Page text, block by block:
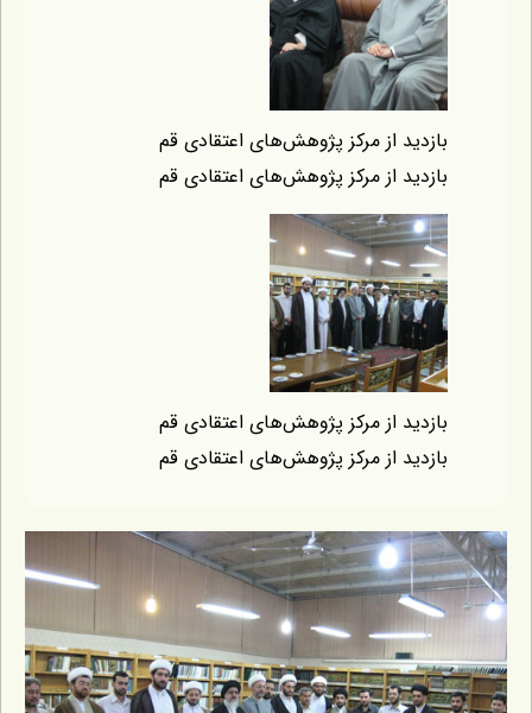
از مرکز پژوهش‌های اعتقادی قم
از مرکز پژوهش‌های اعتقادی قم
از مرکز پژوهش‌های اعتقادی قم
از مرکز پژوهش‌های اعتقادی قم